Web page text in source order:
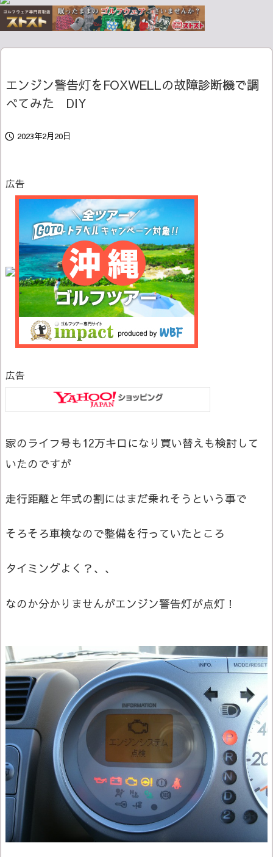
エンジン警告灯をFOXWELLの故障診断機で調
べてみた DIY
 2023年2月20日
広告
広告
家のライフ号も12万キロになり買い替えも検討して
いたのですが
走行距離と年式の割にはまだ乗れそうという事で
そろそろ車検なので整備を行っていたところ
タイミングよく？、、
なのか分かりませんがエンジン警告灯が点灯！